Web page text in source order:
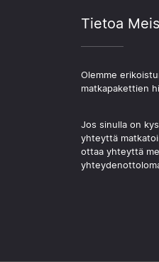
Tietoa
Olemme
matkapakettien
Jos sinulla on
yhteyttä
ottaa yhteyttä